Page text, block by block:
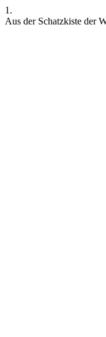
1.
Aus der Schatzkiste der